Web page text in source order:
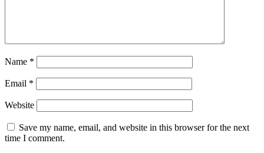
Name *
Email *
Website
Save my name, email, and website in this browser for the next
time I comment.